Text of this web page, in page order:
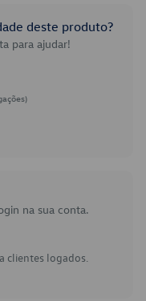
deste produto?
para ajudar!
na sua conta.
clientes logados.